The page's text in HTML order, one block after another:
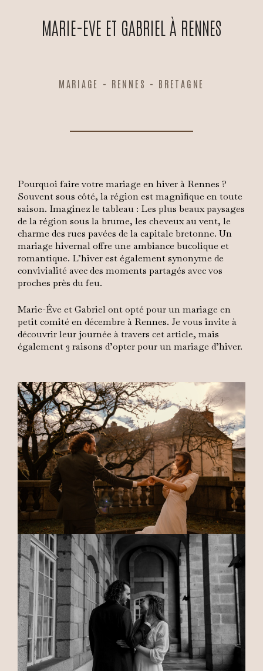
MARIE-EVE ET GABRIEL À RENNES
MARIAGE - RENNES - BRETAGNE
Pourquoi faire votre mariage en hiver à Rennes ?
Souvent sous côté, la région est magnifique en toute
saison. Imaginez le tableau : Les plus beaux paysages
de la région sous la brume, les cheveux au vent, le
charme des rues pavées de la capitale bretonne. Un
mariage hivernal offre une ambiance bucolique et
romantique. L’hiver est également synonyme de
convivialité avec des moments partagés avec vos
proches près du feu.
Marie-Êve et Gabriel ont opté pour un mariage en
petit comité en décembre à Rennes. Je vous invite à
découvrir leur journée à travers cet article, mais
également 3 raisons d’opter pour un mariage d’hiver.